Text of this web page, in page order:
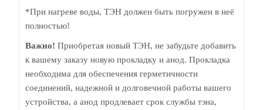
*При нагреве воды, ТЭН должен быть погружен в неё
полностью!
Важно! Приобретая новый ТЭН, не забудьте добавить
к вашему заказу новую прокладку и анод. Прокладка
необходима для обеспечения герметичности
соединений, надежной и долговечной работы вашего
устройства, а анод продлевает срок службы тэна,